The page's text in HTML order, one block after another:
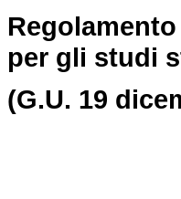
per gli studi
(G.U. 19